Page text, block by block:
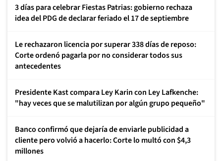
3 días para celebrar Fiestas Patrias: gobierno rechaza
idea del PDG de declarar feriado el 17 de septiembre
Le rechazaron licencia por superar 338 días de reposo:
Corte ordenó pagarla por no considerar todos sus
antecedentes
Presidente Kast compara Ley Karin con Ley Lafkenche:
"hay veces que se malutilizan por algún grupo pequeño"
Banco confirmó que dejaría de enviarle publicidad a
cliente pero volvió a hacerlo: Corte lo multó con $4,3
millones